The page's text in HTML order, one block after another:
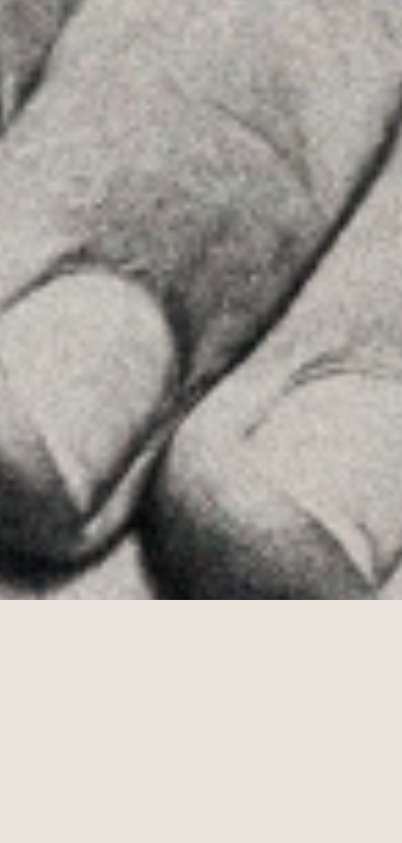
La Firma
Equipo
Asesoramiento
Insights
Contactar
SÍGUENOS
Linkedin
Instagram
Youtube
Allyon — Barcelona, Spain
Copyrights © 2026 AVISO LEGAL·
POLÍTICA DE COOKIES · POLÍTICA DE PRIVACIDAD
·